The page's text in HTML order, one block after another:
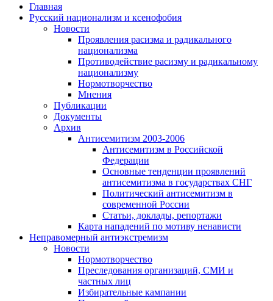
Главная
Русский национализм и ксенофобия
Новости
Проявления расизма и радикального
национализма
Противодействие расизму и радикальному
национализму
Нормотворчество
Мнения
Публикации
Документы
Архив
Антисемитизм 2003-2006
Антисемитизм в Российской
Федерации
Основные тенденции проявлений
антисемитизма в государствах СНГ
Политический антисемитизм в
современной России
Статьи, доклады, репортажи
Карта нападений по мотиву ненависти
Неправомерный антиэкстремизм
Новости
Нормотворчество
Преследования организаций, СМИ и
частных лиц
Избирательные кампании